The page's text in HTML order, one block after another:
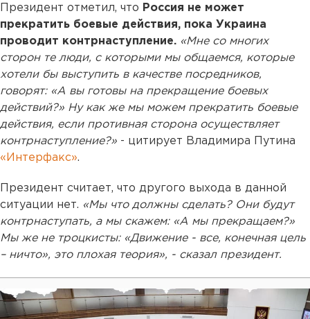
Президент отметил, что Россия не может
прекратить боевые действия, пока Украина
проводит контрнаступление. «Мне со многих
сторон те люди, с которыми мы общаемся, которые
хотели бы выступить в качестве посредников,
говорят: «А вы готовы на прекращение боевых
действий?» Ну как же мы можем прекратить боевые
действия, если противная сторона осуществляет
контрнаступление?» - цитирует Владимира Путина
«Интерфакс».
Президент считает, что другого выхода в данной
ситуации нет. «Мы что должны сделать? Они будут
контрнаступать, а мы скажем: «А мы прекращаем?»
Мы же не троцкисты: «Движение - все, конечная цель
– ничто», это плохая теория», - сказал президент.